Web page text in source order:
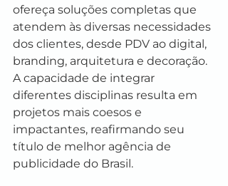
ofereça soluções completas que
atendem às diversas necessidades
dos clientes, desde PDV ao digital,
branding, arquitetura e decoração.
A capacidade de integrar
diferentes disciplinas resulta em
projetos mais coesos e
impactantes, reafirmando seu
título de melhor agência de
publicidade do Brasil.